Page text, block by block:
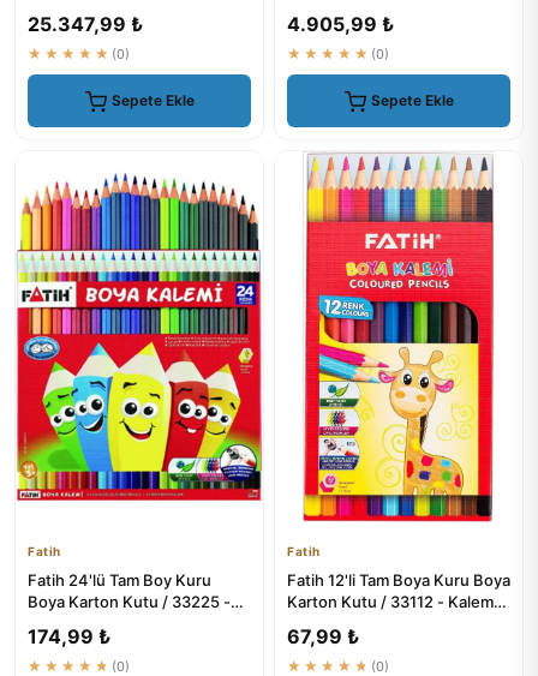
25.347,99 ₺
★★★★★ (0)
Sepete Ekle
4.905,99 ₺
★★★★★ (0)
Sepete Ekle
Fatih
Fatih 24'lü Tam Boy Kuru
Boya Karton Kutu / 33225 -
174,99 ₺
★★★★★ (0)
Fatih
Fatih 12'li Tam Boya Kuru Boya
Karton Kutu / 33112 - Kalem
67,99 ₺
★★★★★ (0)